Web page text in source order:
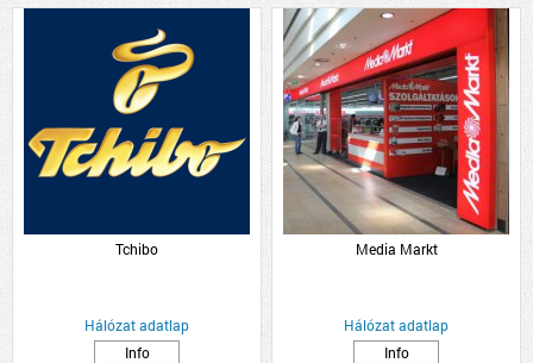
Tchibo
Hálózat adatlap
Info
Media Markt
Hálózat adatlap
Info